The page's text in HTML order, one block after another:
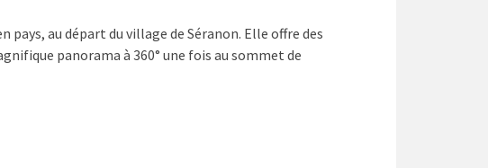
au départ du village de Séranon. Elle offre des
panorama à 360° une fois au sommet de